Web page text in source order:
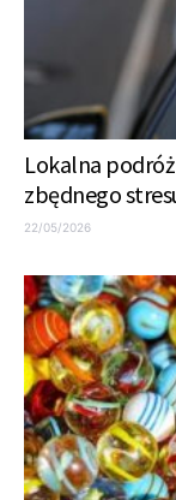
Lokalna
zbędnego
22/05/2026